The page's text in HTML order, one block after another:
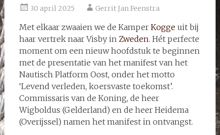
30 april 2025 Gerrit Jan Feenstra
Met elkaar zwaaien we de Kamper Koggeuit bij
haar vertrek naar Visby in Zweden. Hét perfecte
moment om een nieuw hoofdstuk te beginnen
met de presentatie van het manifest van het
Nautisch Platform Oost, onder het motto
‘Levend verleden, koersvaste toekomst’.
Commissaris van de Koning, de heer
Wigboldus (Gelderland) en de heer Heidema
(Overijssel) namen het manifest in ontvangst.